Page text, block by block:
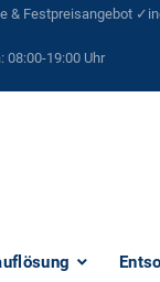
Festpreisangebot
08:00-19:00 Uhr